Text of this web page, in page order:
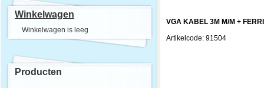
Winkelwagen
Winkelwagen is leeg
Producten
VGA KABEL 3M M/M +
Artikelcode: 91504